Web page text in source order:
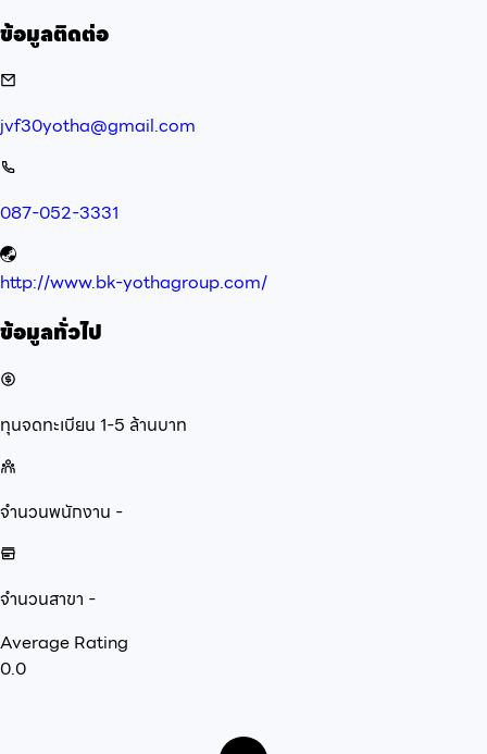
ข้อมูลติดต่อ
jvf30yotha@gmail.com
087-052-3331
http://www.bk-yothagroup.com/
ข้อมูลทั่วไป
ทุนจดทะเบียน 1-5 ล้านบาท
จำนวนพนักงาน -
จำนวนสาขา -
Average Rating
0.0